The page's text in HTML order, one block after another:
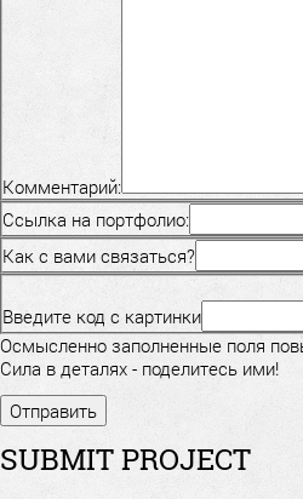
Комментарий:
Ссылка на портфолио:
Как с вами связаться?
Введите код с картинки
Осмысленно заполненные поля
Сила в деталях - поделитесь ими!
SUBMIT PROJECT